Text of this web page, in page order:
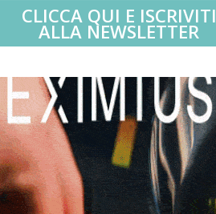
CLICCA QUI E ISCRIVITI
ALLA NEWSLETTER